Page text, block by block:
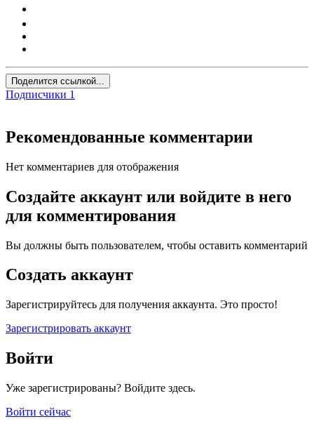
Поделится ссылкой...
Подписчики 1
Рекомендованные комментарии
Нет комментариев для отображения
Создайте аккаунт или войдите в него
для комментирования
Вы должны быть пользователем, чтобы оставить комментарий
Создать аккаунт
Зарегистрируйтесь для получения аккаунта. Это просто!
Зарегистрировать аккаунт
Войти
Уже зарегистрированы? Войдите здесь.
Войти сейчас